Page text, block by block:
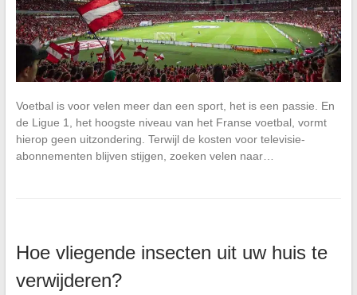
Voetbal is voor velen meer dan een sport, het is een passie. En
de Ligue 1, het hoogste niveau van het Franse voetbal, vormt
hierop geen uitzondering. Terwijl de kosten voor televisie-
abonnementen blijven stijgen, zoeken velen naar…
Hoe vliegende insecten uit uw huis te
verwijderen?